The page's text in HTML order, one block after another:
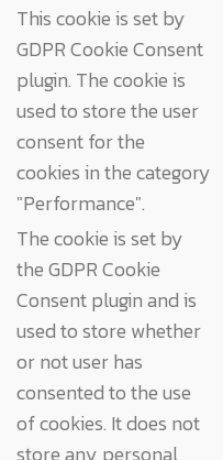
This cookie is set by
GDPR Cookie Consent
plugin. The cookie is
used to store the user
consent for the
cookies in the category
"Performance".
The cookie is set by
the GDPR Cookie
Consent plugin and is
used to store whether
or not user has
consented to the use
of cookies. It does not